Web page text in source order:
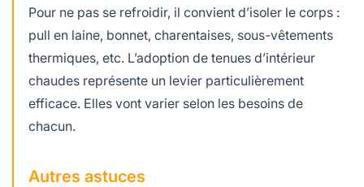
Pour ne pas se refroidir, il convient d’isoler le corps :
pull en laine, bonnet, charentaises, sous-vêtements
thermiques, etc. L’adoption de tenues d’intérieur
chaudes représente un levier particulièrement
efficace. Elles vont varier selon les besoins de
chacun.
Autres astuces